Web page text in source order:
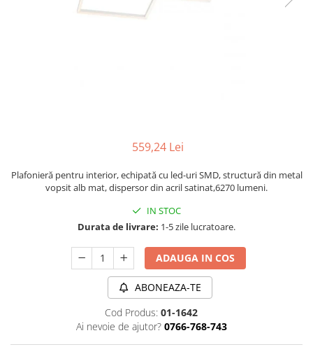
PLAFONIERE MODERNE
LAMPADARE CU LED
SUSPENSII VINTAGE
ACCESORII & CABLU VINTAGE
PLAFONIERE COPII
SPOTURI APLICATE
559,24 Lei
Plafonieră pentru interior, echipată cu led-uri SMD, structură din metal
vopsit alb mat, dispersor din acril satinat,6270 lumeni.
IN STOC
Durata de livrare: 1-5 zile lucratoare.
ADAUGA IN COS
ABONEAZA-TE
Cod Produs: 01-1642
Ai nevoie de ajutor? 0766-768-743